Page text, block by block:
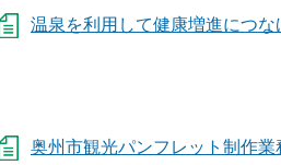
温泉を利用して健康増進につな
奥州市観光パンフレット制作業